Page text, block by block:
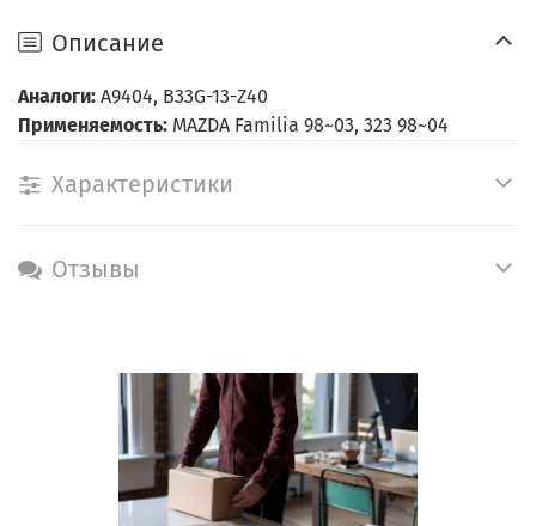
Описание
Аналоги: A9404, B33G-13-Z40
Применяемость: MAZDA Familia 98~03, 323 98~04
Характеристики
Отзывы